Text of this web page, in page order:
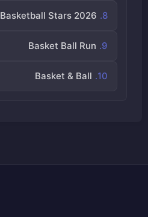
Basketball Stars 2026
Basket Ball Run
Basket & Ball